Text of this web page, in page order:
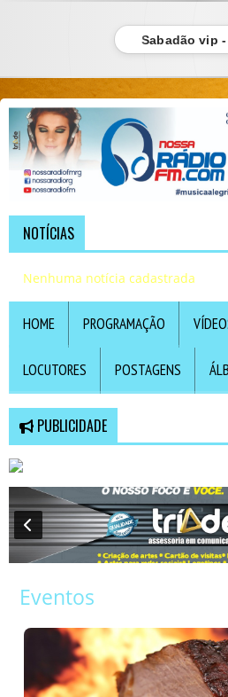
Sabadão vip -
NOTÍCIAS
Nenhuma notícia cadastrada
HOME PROGRAMAÇÃO
LOCUTORES POSTAGENS
PUBLICIDADE
Eventos